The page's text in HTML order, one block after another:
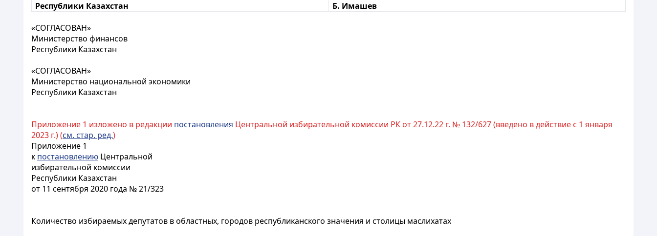
Республики Казахстан
Б. Имашев
«СОГЛАСОВАН»
Министерство финансов
Республики Казахстан
«СОГЛАСОВАН»
Министерство национальной экономики
Республики Казахстан
Приложение 1 изложено в редакции постановления Центральной избирательной комиссии РК от 27.12.22 г. № 132/627 (введено в действие c 1 января
2023 г.) (см. стар. ред.)
Приложение 1
к постановлению Центральной
избирательной комиссии
Республики Казахстан
от 11 сентября 2020 года № 21/323
Количество избираемых депутатов в областных, городов республиканского значения и столицы маслихатах